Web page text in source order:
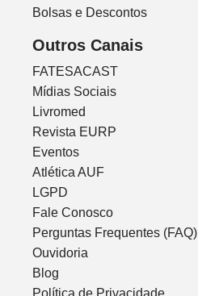
Bolsas e Descontos
Outros Canais
FATESACAST
Mídias Sociais
Livromed
Revista EURP
Eventos
Atlética AUF
LGPD
Fale Conosco
Perguntas Frequentes (FAQ)
Ouvidoria
Blog
Política de Privacidade